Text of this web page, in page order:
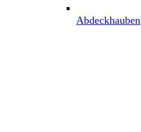
Abdeckhauben